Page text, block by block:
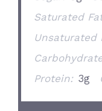
Saturated
Unsaturated
Protein: 3g